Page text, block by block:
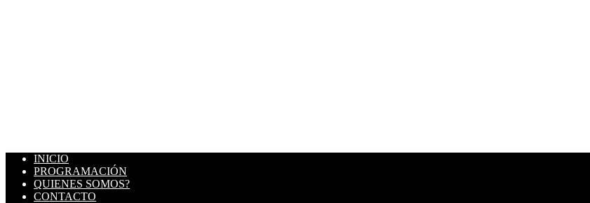
INICIO
PROGRAMACIÓN
QUIENES SOMOS?
CONTACTO